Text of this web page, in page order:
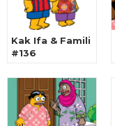
Kak Ifa & Famili
#136